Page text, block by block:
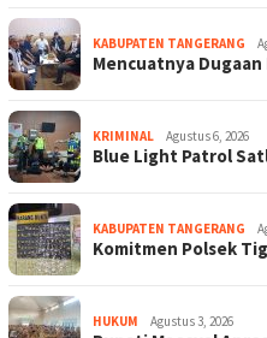
KABUPATEN TANGERANG
Mencuatnya
KRIMINAL Agustus 6, 2026
Blue Light Patrol
KABUPATEN TANGERANG
Komitmen Polsek
HUKUM Agustus 3, 2026